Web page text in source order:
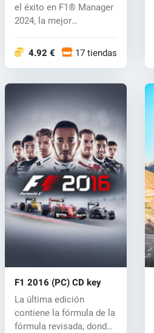
el éxito en F1® Manager
2024, la mejor
4.92 € 17 tiendas
F1 2016 (PC) CD key
La última edición
contiene la fórmula de la
fórmula revisada, donde